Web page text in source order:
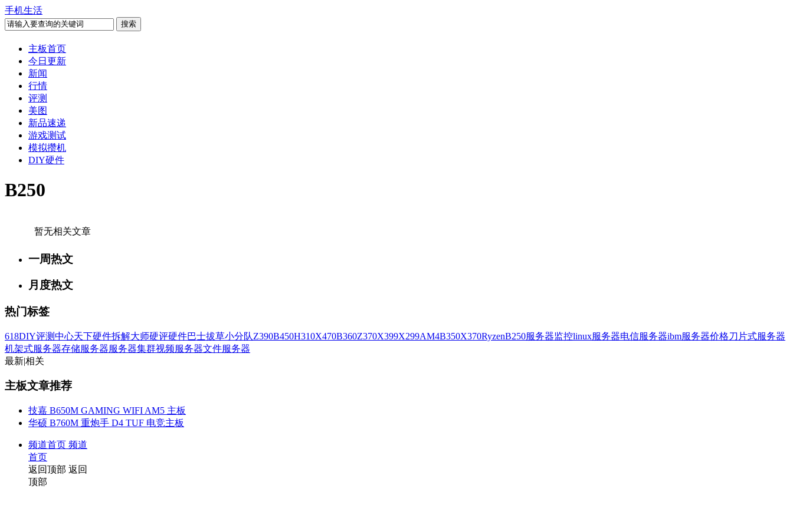
手机生活
主板首页
今日更新
新闻
行情
评测
美图
新品速递
游戏测试
模拟攒机
DIY硬件
B250
暂无相关文章
一周热文
月度热文
热门标签
618DIY评测中心天下硬件拆解大师硬评硬件巴士拔草小分队Z390B450H310X470B360Z370X399X299AM4B350X370RyzenB250服务器监控linux服务器电信服务器ibm服务器价格刀片式服务器
机架式服务器存储服务器服务器集群视频服务器文件服务器
最新|相关
主板文章推荐
技嘉 B650M GAMING WIFI AM5 主板
华硕 B760M 重炮手 D4 TUF 电竞主板
频道首页 频道
首页
返回顶部 返回
顶部